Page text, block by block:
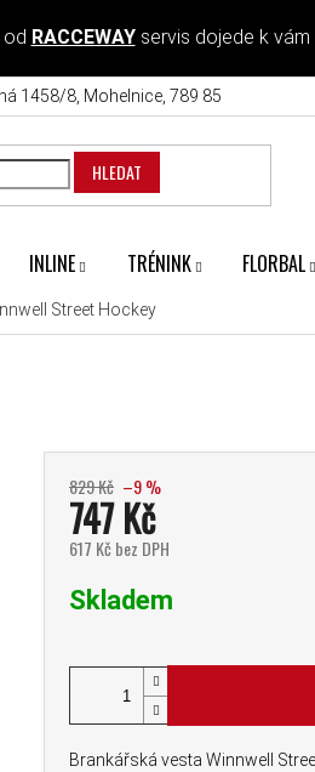
RACCEWAYservis dojede k vám
1458/8, Mohelnice, 789 85
HLEDAT
INLINE TRÉNINK FLORBAL
Street Hockey
829 Kč –9 %
747 Kč
617 Kč bez DPH
Skladem
Brankářská vesta Winnwell